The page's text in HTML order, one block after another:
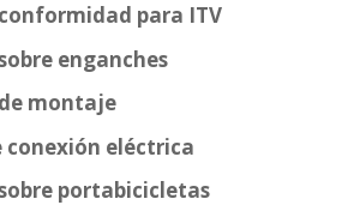
para ITV
enganches
montaje
conexión eléctrica
portabicicletas